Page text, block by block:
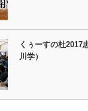
くぅーすの杜2017
川学）